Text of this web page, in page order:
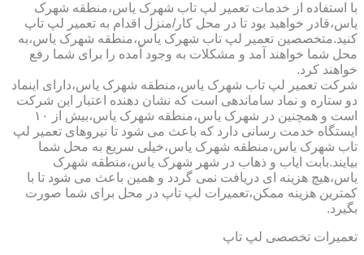
با استفاده از خدمات تعمیر لپ تاب شهرک یاس،منطقه شهرک
یاس،قادر خواهید بود تا در محل کار/منزل اقدام به تعمیر لپ تاپ
کنید.متخصصین تعمیر لپ تاب شهرک یاس،منطقه شهرک یاس،به
محل شما خواهند آمد و مشکلات به وجود آمده را برای شما رفع
خواهند کرد.
شرکت تعمیر لپ تاب شهرک یاس،منطقه شهرک یاس،دارای اینماد
دو ستاره و نماد ساماندهی است که نشان دهنده اعتبار این شرکت
است و همچنین در شهرک یاس،منطقه شهرک یاس،بیش از ۱۰
ایستگاه خدمت رسانی دارد که باعث می شود تا نیروهای تعمیر لپ
تاب شهرک یاس،منطقه شهرک یاس،خیلی سریع به محل شما
بیایند.بابت ایاب و ذهاب در شهر شهرک یاس،منطقه شهرک
یاس،هیچ هزینه ای دریافت نمی گردد و همین باعث می شود تا با
کمترین هزینه ممکن،تعمیرات لپ تاپ در محل برای شما صورت
بگیرد.
تعمیرات تخصصی لپ تاپ